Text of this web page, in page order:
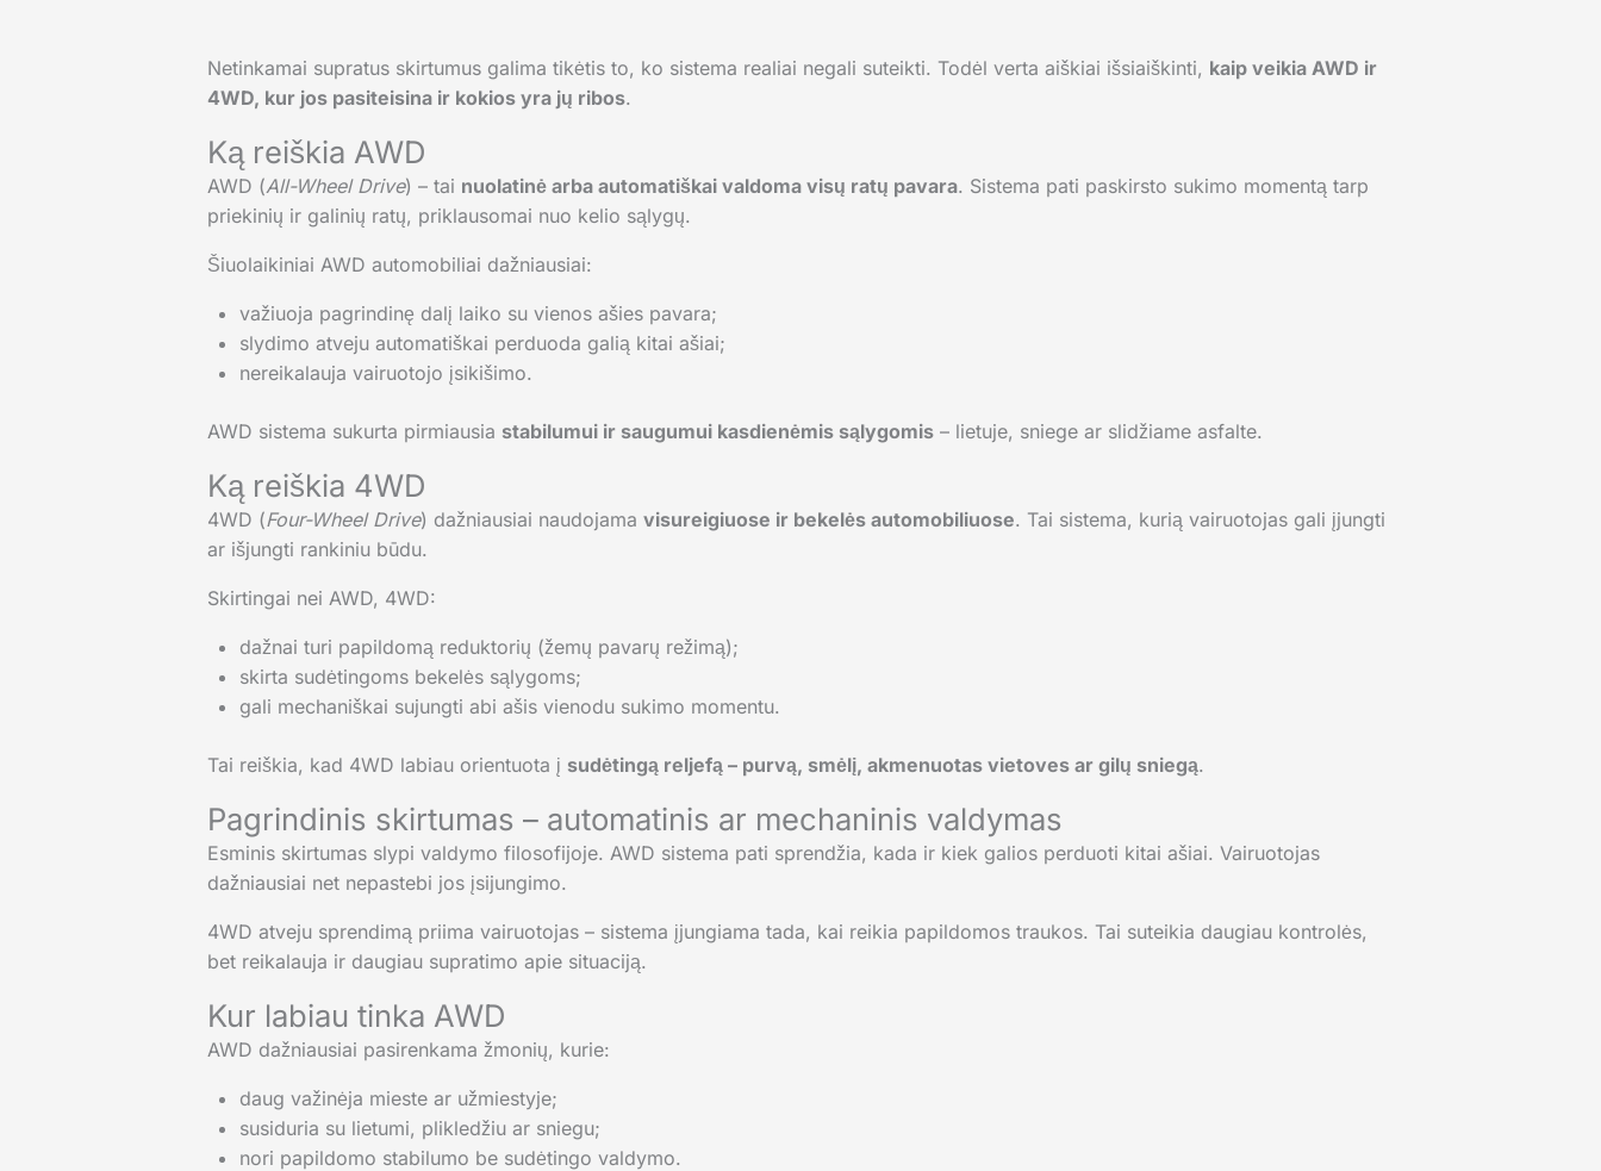
Netinkamai supratus skirtumus galima tikėtis to, ko sistema realiai negali suteikti. Todėl verta aiškiai išsiaiškinti, kaip veikia AWD ir
4WD, kur jos pasiteisina ir kokios yra jų ribos.
Ką reiškia AWD
AWD (All-Wheel Drive) – tai nuolatinė arba automatiškai valdoma visų ratų pavara. Sistema pati paskirsto sukimo momentą tarp
priekinių ir galinių ratų, priklausomai nuo kelio sąlygų.
Šiuolaikiniai AWD automobiliai dažniausiai:
važiuoja pagrindinę dalį laiko su vienos ašies pavara;
slydimo atveju automatiškai perduoda galią kitai ašiai;
nereikalauja vairuotojo įsikišimo.
AWD sistema sukurta pirmiausia stabilumui ir saugumui kasdienėmis sąlygomis– lietuje, sniege ar slidžiame asfalte.
Ką reiškia 4WD
4WD (Four-Wheel Drive) dažniausiai naudojama visureigiuose ir bekelės automobiliuose. Tai sistema, kurią vairuotojas gali įjungti
ar išjungti rankiniu būdu.
Skirtingai nei AWD, 4WD:
dažnai turi papildomą reduktorių (žemų pavarų režimą);
skirta sudėtingoms bekelės sąlygoms;
gali mechaniškai sujungti abi ašis vienodu sukimo momentu.
Tai reiškia, kad 4WD labiau orientuota į sudėtingą reljefą – purvą, smėlį, akmenuotas vietoves ar gilų sniegą.
Pagrindinis skirtumas – automatinis ar mechaninis valdymas
Esminis skirtumas slypi valdymo filosofijoje. AWD sistema pati sprendžia, kada ir kiek galios perduoti kitai ašiai. Vairuotojas
dažniausiai net nepastebi jos įsijungimo.
4WD atveju sprendimą priima vairuotojas – sistema įjungiama tada, kai reikia papildomos traukos. Tai suteikia daugiau kontrolės,
bet reikalauja ir daugiau supratimo apie situaciją.
Kur labiau tinka AWD
AWD dažniausiai pasirenkama žmonių, kurie:
daug važinėja mieste ar užmiestyje;
susiduria su lietumi, plikledžiu ar sniegu;
nori papildomo stabilumo be sudėtingo valdymo.